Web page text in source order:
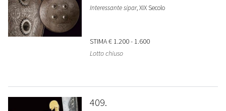
Interessante sipar, XIX Secolo
STIMA€ 1.200 - 1.600
Lotto chiuso
409